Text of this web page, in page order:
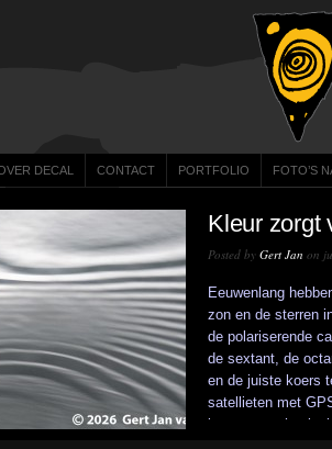
DECAL CONTACT PORTFOLIO FOTO’S
Kleur
Posted by Gert Jan on
Eeuwenlang
zon en de sterren
de polariserende
de sextant, de
en de juiste koers
satellieten met